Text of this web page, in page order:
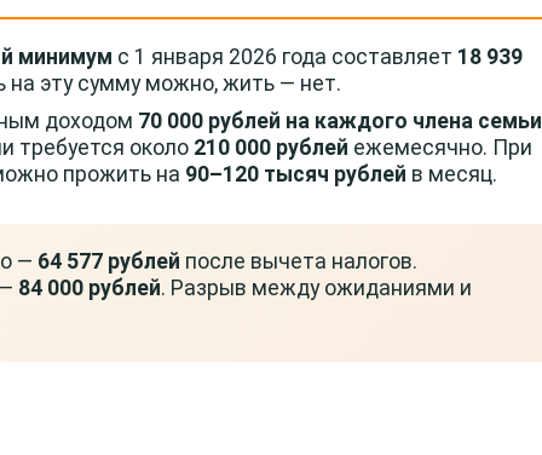
минимум с 1 января 2026 года составляет 18 939
эту сумму можно, жить — нет.
доходом 70 000 рублей на каждого члена семьи
требуется около 210 000 рублей ежемесячно. При
прожить на 90–120 тысяч рублей в месяц.
— 64 577 рублей после вычета налогов.
84 000 рублей. Разрыв между ожиданиями и